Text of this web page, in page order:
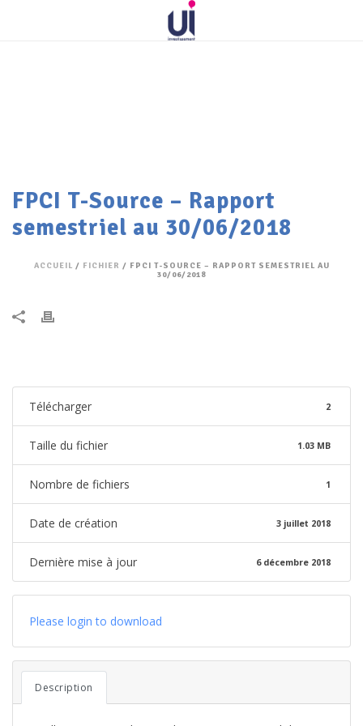
FPCI T-Source – Rapport
semestriel au 30/06/2018
ACCUEIL / FICHIER / FPCI T-SOURCE – RAPPORT SEMESTRIEL AU
30/06/2018
Télécharger 2
Taille du fichier 1.03 MB
Nombre de fichiers 1
Date de création 3 juillet 2018
Dernière mise à jour 6 décembre 2018
Please login to download
Description